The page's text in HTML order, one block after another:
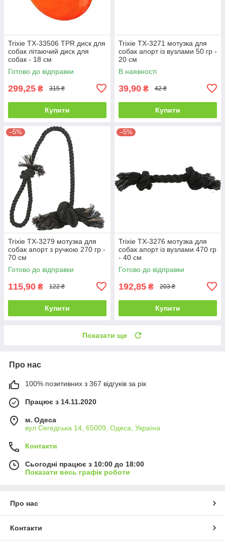
Trixie TX-33506 TPR диск для
собак літаючий диск для
собак - 18 см
Готово до відправки
299,25 ₴ 315 ₴
Купити
Trixie ТХ-3271 мотузка для
собак апорт із вузлами 50 гр -
20 см
В наявності
39,90 ₴ 42 ₴
Купити
–5%
Trixie ТХ-3279 мотузка для
собак апорт з ручкою 270 гр -
70 см
Готово до відправки
115,90 ₴ 122 ₴
Купити
–5%
Trixie ТХ-3276 мотузка для
собак апорт із вузлами 470 гр
- 40 см
Готово до відправки
192,85 ₴ 203 ₴
Купити
Показати ще
Про нас
100% позитивних з 367 відгуків за рік
Працює з 14.11.2020
м. Одеса
вул Сегедська 14, 65009, Одеса, Україна
Контакти
Сьогодні працює з 10:00 до 18:00
Показати весь графік роботи
Про нас
Контакти